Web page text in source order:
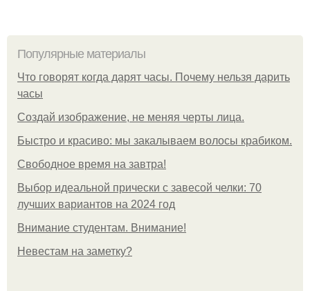
Популярные материалы
Что говорят когда дарят часы. Почему нельзя дарить
часы
Создай изображение, не меняя черты лица.
Быстро и красиво: мы закалываем волосы крабиком.
Свободное время на завтра!
Выбор идеальной прически с завесой челки: 70
лучших вариантов на 2024 год
Внимание студентам. Внимание!
Невестам на заметку?